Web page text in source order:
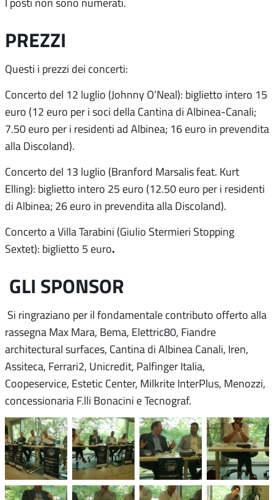
PREZZI
Questi i prezzi dei concerti:
Concerto del 12 luglio (Johnny O’Neal): biglietto intero 15
euro (12 euro per i soci della Cantina di Albinea-Canali;
7.50 euro per i residenti ad Albinea; 16 euro in prevendita
alla Discoland).
Concerto del 13 luglio (Branford Marsalis feat. Kurt
Elling): biglietto intero 25 euro (12.50 euro per i residenti
di Albinea; 26 euro in prevendita alla Discoland).
Concerto a Villa Tarabini (Giulio Stermieri Stopping
Sextet): biglietto 5 euro.
GLI SPONSOR
Si ringraziano per il fondamentale contributo offerto alla
rassegna Max Mara, Bema, Elettric80, Fiandre
architectural surfaces, Cantina di Albinea Canali, Iren,
Assiteca, Ferrari2, Unicredit, Palfinger Italia,
Coopeservice, Estetic Center, Milkrite InterPlus, Menozzi,
concessionaria F.lli Bonacini e Tecnograf.